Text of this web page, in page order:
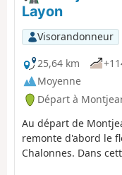
Montjean-sur-Loire,
Layon
Visorandonneur
25,64 km
Moyenne
Départ à
Au départ de
remonte d'abord le
Chalonnes. Dans